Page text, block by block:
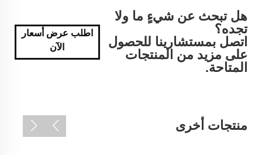
هل تبحث عن شيءٍ ما ولا
تجده؟
اتصل بمستشارينا للحصول
على مزيد من المنتجات
المتاحة.
اطلب عرض أسعار
الآن
منتجات أخرى